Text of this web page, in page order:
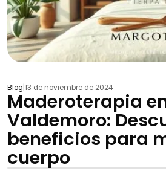
Blog 13 de noviembre de 2024
Maderoterapia
Valdemoro:
beneficios para
cuerpo